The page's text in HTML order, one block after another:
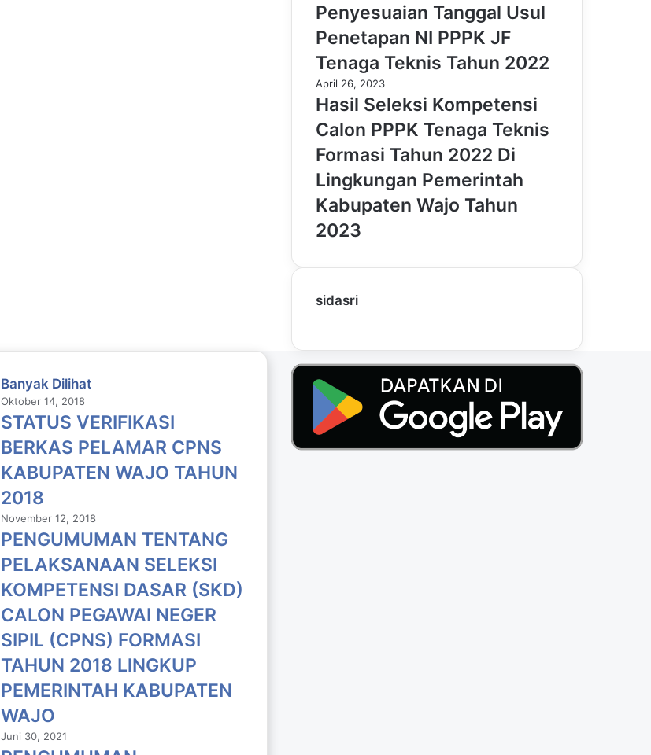
Penyesuaian Tanggal Usul
Penetapan NI PPPK JF
Tenaga Teknis Tahun 2022
April 26, 2023
Hasil Seleksi Kompetensi
Calon PPPK Tenaga Teknis
Formasi Tahun 2022 Di
Lingkungan Pemerintah
Kabupaten Wajo Tahun
2023
sidasri
Banyak Dilihat
Oktober 14, 2018
STATUS VERIFIKASI
BERKAS PELAMAR CPNS
KABUPATEN WAJO TAHUN
2018
November 12, 2018
PENGUMUMAN TENTANG
PELAKSANAAN SELEKSI
KOMPETENSI DASAR (SKD)
CALON PEGAWAI NEGER
SIPIL (CPNS) FORMASI
TAHUN 2018 LlNGKUP
PEMERINTAH KABUPATEN
WAJO
Juni 30, 2021